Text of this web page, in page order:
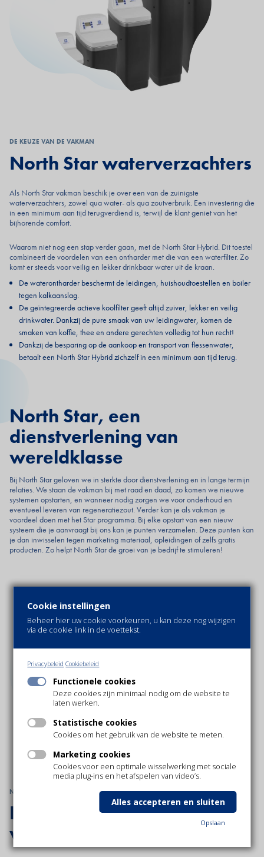
Cookie instellingen
Beheer hier uw cookie voorkeuren, u kan deze nog wijzigen
via de cookie link in de voettekst.
Privacybeleid Cookiebeleid
Functionele cookies
Deze cookies zijn minimaal nodig om de website te
laten werken.
Statistische cookies
Cookies om het gebruik van de website te meten.
Marketing cookies
Cookies voor een optimale wisselwerking met sociale
media plug-ins en het afspelen van video’s.
Opslaan
Alles accepteren en sluiten
DE KEUZE VAN DE VAKMAN
North Star waterverzachters
Als North Star vakman beschik je over een van de zuinigste
waterverzachters, zowel qua water- als qua zoutverbruik. Een investering die
in een minimum aan tijd terugverdiend is, terwijl de klant geniet van het
bijhorende comfort.
Waarom niet nog een stap verder gaan, met de North Star Hybrid. Dit toestel
combineert de voordelen van een ontharder met die van een waterfilter. Zo
komt er steeds voor veilig en lekker drinkbaar water uit de kraan.
De waterontharder beschermt de leidingen, huishoudtoestellen en boiler
tegen kalkaanslag.
De geïntegreerde actieve koolfilter geeft altijd zuiver, lekker en veilig
drinkwater. Dankzij de pure smaak van uw leidingwater, komen de
smaken van koffie, thee en andere gerechten volledig tot hun recht!
Dankzij de besparing op de aankoop en transport van flessenwater,
betaalt een North Star Hybrid zichzelf in een minimum aan tijd terug.
North Star, een
dienstverlening van
wereldklasse
Bij North Star geloven we in sterkte door dienstverlening en in lange termijn
relaties. We staan de vakman bij met raad en daad, zo komen we nieuwe
systemen opstarten, en wanneer nodig zorgen we voor onderhoud en
eventueel leveren van regeneratiezout. Verder kan je als vakman je
voordeel doen met het Star programma. Bij elke opstart van een nieuw
systeem die je aanvraagt bij ons kan je punten verzamelen. Deze punten kan
je dan inwisselen tegen marketing materiaal, opleidingen of zelfs gratis
producten. Zo helpt North Star de groei van je bedrijf te stimuleren!
NORTH STAR ACADEMY
Perfectioneer je kennis over
waterbehandeling